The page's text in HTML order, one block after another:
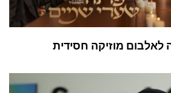
לאלבום מוזיקה חסידית